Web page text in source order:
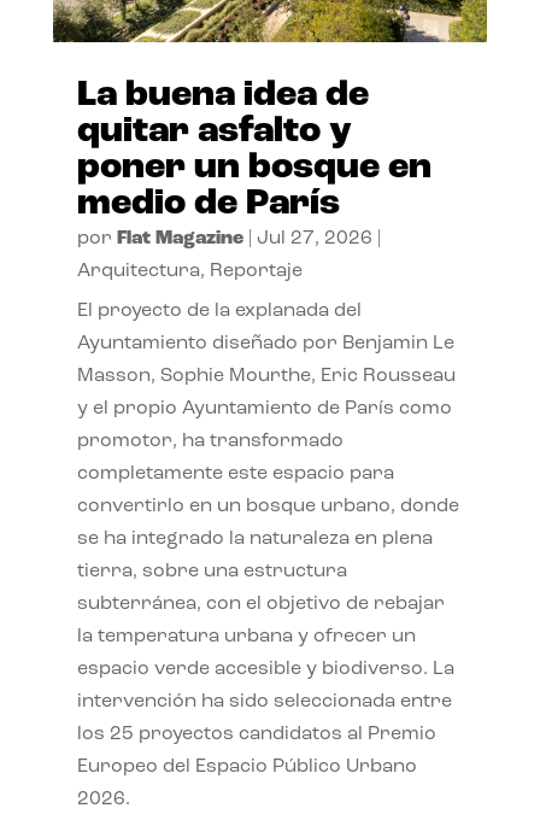
La buena idea de
quitar asfalto y
poner un bosque en
medio de París
por Flat Magazine| Jul 27, 2026
Arquitectura, Reportaje
El proyecto de la explanada del
Ayuntamiento diseñado por Benjamin Le
Masson, Sophie Mourthe, Eric Rousseau
y el propio Ayuntamiento de París como
promotor, ha transformado
completamente este espacio para
convertirlo en un bosque urbano, donde
se ha integrado la naturaleza en plena
tierra, sobre una estructura
subterránea, con el objetivo de rebajar
la temperatura urbana y ofrecer un
espacio verde accesible y biodiverso. La
intervención ha sido seleccionada entre
los 25 proyectos candidatos al Premio
Europeo del Espacio Público Urbano
2026.